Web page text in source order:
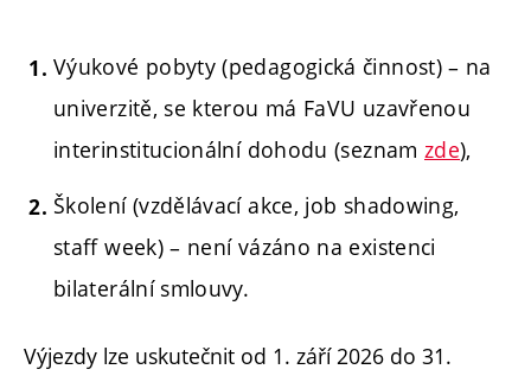
Výukové pobyty (pedagogická činnost) – na
univerzitě, se kterou má FaVU uzavřenou
interinstitucionální dohodu (seznam zde),
Školení (vzdělávací akce, job shadowing,
staff week) – není vázáno na existenci
bilaterální smlouvy.
Výjezdy lze uskutečnit od 1. září 2026 do 31.